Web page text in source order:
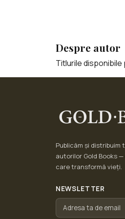
Despre autor
Titlurile
Publicăm și distribuim
autorilor Gold Books
care transformă vieți.
NEWSLETTER